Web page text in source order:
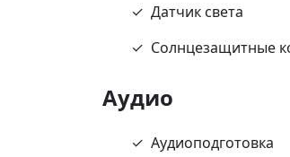
Датчик света
Солнцезащитные
Аудио
Аудиоподготовка